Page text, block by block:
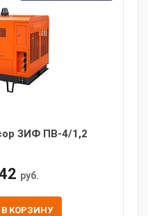
ЗИФ ПВ-4/1,2
руб.
В КОРЗИНУ